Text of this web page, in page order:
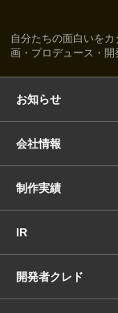
自分たちの面白いを
画・プロデュース・開
お知らせ
会社情報
制作実績
IR
開発者クレド